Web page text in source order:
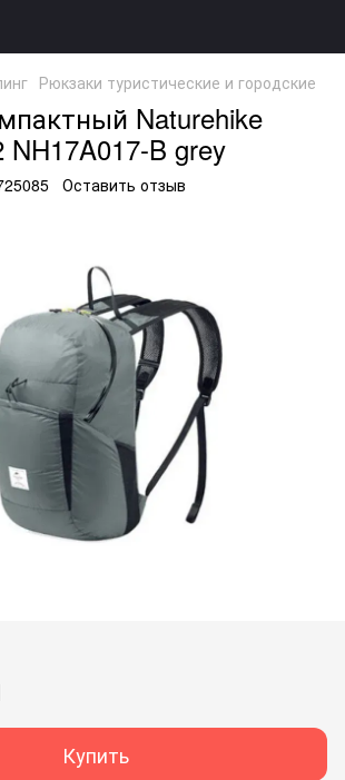
Рюкзаки туристические и городские
Naturehike
NH17A017-B grey
Оставить отзыв
Купить